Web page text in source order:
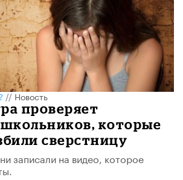
//Новость
проверяет
которые
сверстницу
записали на видео, которое